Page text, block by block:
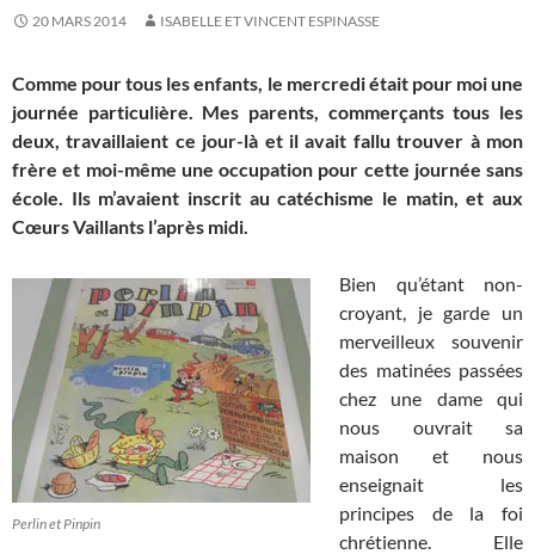
20 MARS 2014 ISABELLE ET VINCENT ESPINASSE
Comme pour tous les enfants, le mercredi était pour moi une
journée particulière. Mes parents, commerçants tous les
deux, travaillaient ce jour-là et il avait fallu trouver à mon
frère et moi-même une occupation pour cette journée sans
école. Ils m’avaient inscrit au catéchisme le matin, et aux
Cœurs Vaillants l’après midi.
Perlin et Pinpin
Bien qu’étant non-
croyant, je garde un
merveilleux souvenir
des matinées passées
chez une dame qui
nous ouvrait sa
maison et nous
enseignait les
principes de la foi
chrétienne. Elle